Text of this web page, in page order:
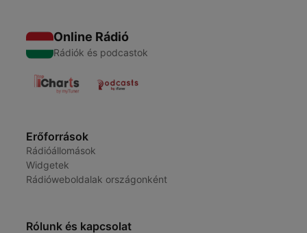
Online Rádió
Rádiók és podcastok
Erőforrások
Rádióállomások
Widgetek
Rádióweboldalak országonként
Rólunk és kapcsolat